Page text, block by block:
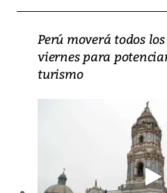
Perú moverá todos
viernes para
turismo